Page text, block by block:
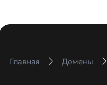
Главная Домены